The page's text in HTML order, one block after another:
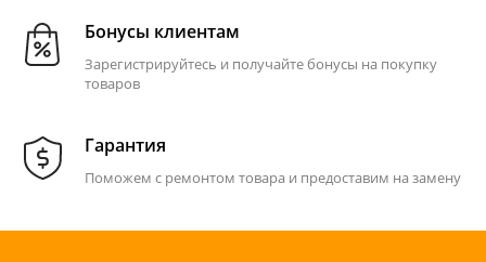
Бонусы клиентам
Зарегистрируйтесь и получайте бонусы на покупку
товаров
Гарантия
Поможем с ремонтом товара и предоставим на замену